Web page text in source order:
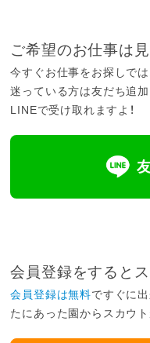
ご希望のお仕事は
今すぐお仕事をお探しで
迷っている方は友だち追
LINEで受け取れますよ！
会員登録をすると
会員登録は無料ですぐに
たにあった園からスカウト